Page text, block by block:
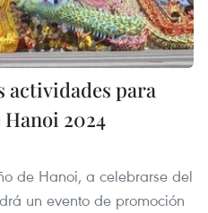
actividades para
2024
de Hanoi, a celebrarse del
un evento de promoción